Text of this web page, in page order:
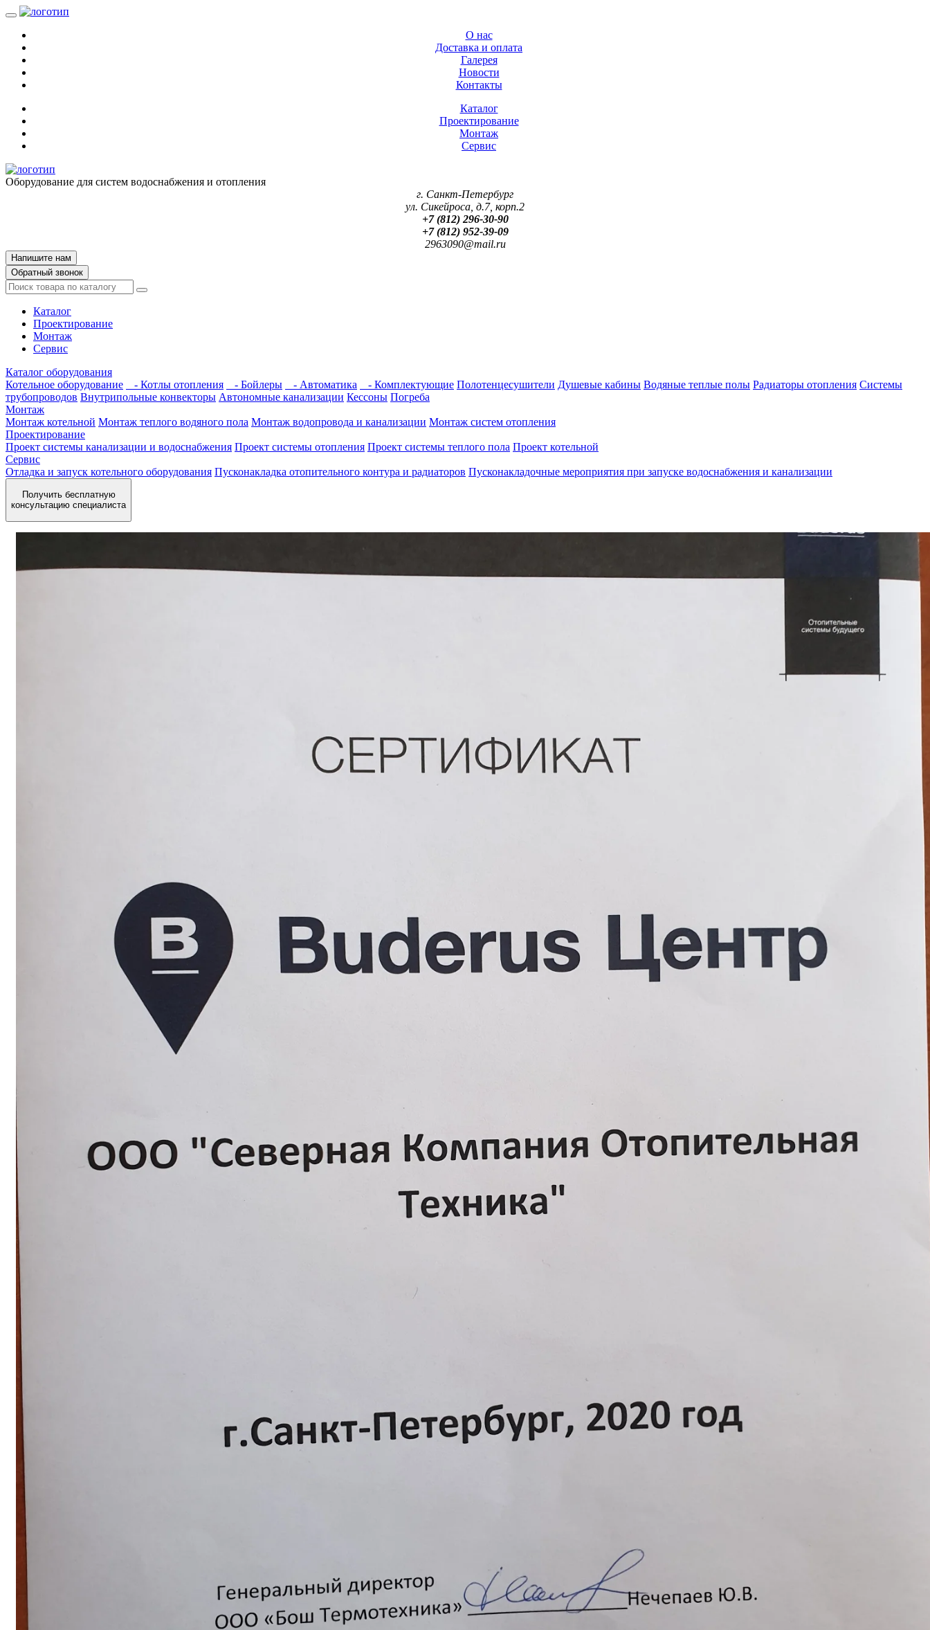
О нас
Доставка и оплата
Галерея
Новости
Контакты
Каталог
Проектирование
Монтаж
Сервис
Оборудование для систем водоснабжения и отопления
г. Санкт-Петербург
ул. Сикейроса, д.7, корп.2
+7 (812) 296-30-90
+7 (812) 952-39-09
2963090@mail.ru
Напишите нам
Обратный звонок
Каталог
Проектирование
Монтаж
Сервис
Каталог оборудования
Котельное оборудование
- Котлы отопления - Бойлеры - Автоматика - Комплектующие Полотенцесушители Душевые кабины Водяные теплые полы Радиаторы отопления Системы
трубопроводов Внутрипольные конвекторы Автономные канализации Кессоны Погреба
Монтаж
Монтаж котельной Монтаж теплого водяного пола Монтаж водопровода и канализации Монтаж систем отопления
Проектирование
Проект системы канализации и водоснабжения Проект системы отопления Проект системы теплого пола Проект котельной
Сервис
Отладка и запуск котельного оборудования Пусконакладка отопительного контура и радиаторов Пусконакладочные мероприятия при запуске водоснабжения и канализации
Получить бесплатную
консультацию специалиста